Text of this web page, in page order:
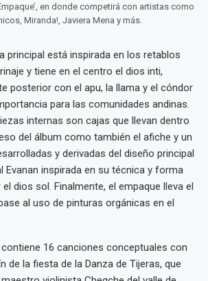
en donde competirá con artistas como
Miranda!, Javiera Mena y más.
principal está inspirada en los retablos
y tiene en el centro el dios inti,
posterior con el apu, la llama y el cóndor
para las comunidades andinas.
internas son cajas que llevan dentro
del álbum como también el afiche y un
y derivadas del diseño principal
Evanan inspirada en su técnica y forma
dios sol. Finalmente, el empaque lleva el
al uso de pinturas orgánicas en el
contiene 16 canciones conceptuales con
de la fiesta de la Danza de Tijeras, que